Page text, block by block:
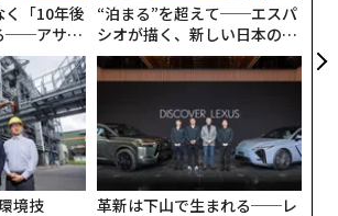
く「10年後
──アサイ
援とは
“泊まる”を超えて──エスパ
シオが描く、新しい日本のラ
グジュアリー（前編）
境技
革新は下山で生まれる──レ